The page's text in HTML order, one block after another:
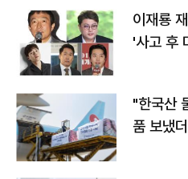
이재룡
'사고 후
"한국산
품 보냈